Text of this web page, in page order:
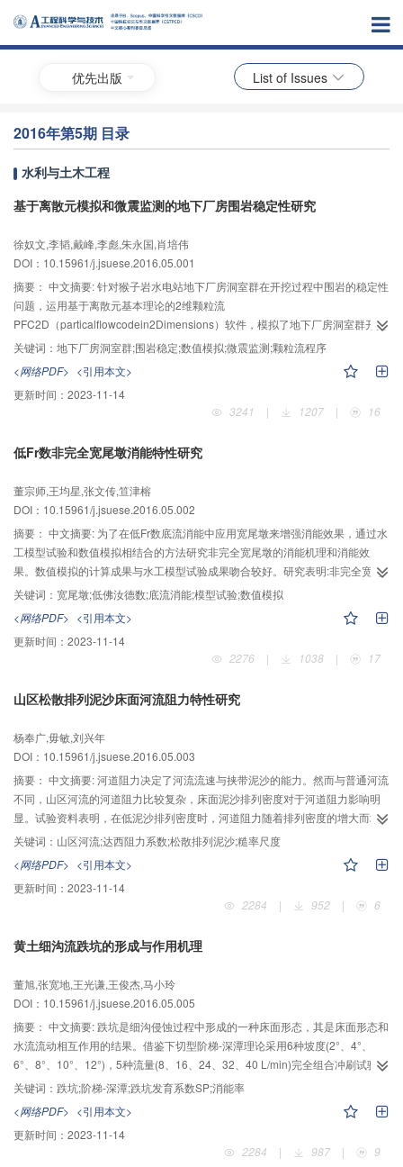
优先出版 List of Issues
2016年第5期 目录
水利与土木工程
基于离散元模拟和微震监测的地下厂房围岩稳定性研究
徐奴文,李韬,戴峰,李彪,朱永国,肖培伟
DOI：10.15961/j.jsuese.2016.05.001
摘要： 中文摘要: 针对猴子岩水电站地下厂房洞室群在开挖过程中围岩的稳定性
问题，运用基于离散元基本理论的2维颗粒流
PFC2D（particalflowcodein2Dimensions）软件，模拟了地下厂房洞室群开挖
过程中控制性结构面对围岩变形和破坏的影响，再现了围岩损伤演化规律；同
时引入微震监测技术对地下厂房围岩微震活动进行实时监测和分析，并将数值
模拟与微震监测结果进行对比研究。结果表明,围岩开挖卸荷损伤与断层密切相
关，颗粒流模拟得到的大型地下洞室群开挖过程中围岩损伤与微震监测结果基
本一致。采用数值模拟和微震监测相结合的综合研究方法，可以有效评价地下
关键词： 地下厂房洞室群;围岩稳定;数值模拟;微震监测;颗粒流程序
<网络PDF> <引用本文>
更新时间： 2023-11-14
3241
| 1207 | 16
低Fr数非完全宽尾墩消能特性研究
董宗师,王均星,张文传,笪津榕
DOI：10.15961/j.jsuese.2016.05.002
摘要： 中文摘要: 为了在低Fr数底流消能中应用宽尾墩来增强消能效果，通过水
工模型试验和数值模拟相结合的方法研究非完全宽尾墩的消能机理和消能效
果。数值模拟的计算成果与水工模型试验成果吻合较好。研究表明:非完全宽尾
墩对泄流能力影响很小，不会增大消力池底板脉动压力，且可以增加消力池内
的速度梯度，达到附加消能的效果,即在提高消能率的同时，可以消除出池波状
水跃。非完全宽尾墩布置方案对中小型水工枢纽布置有较强的参考意义。
关键词： 宽尾墩;低佛汝德数;底流消能;模型试验;数值模拟
<网络PDF> <引用本文>
更新时间： 2023-11-14
2276
| 1038 | 17
山区松散排列泥沙床面河流阻力特性研究
杨奉广,毋敏,刘兴年
DOI：10.15961/j.jsuese.2016.05.003
摘要： 中文摘要: 河道阻力决定了河流流速与挟带泥沙的能力。然而与普通河流
不同，山区河流的河道阻力比较复杂，床面泥沙排列密度对于河道阻力影响明
显。试验资料表明，在低泥沙排列密度时，河道阻力随着排列密度的增大而增
大，当达到最大值后，随着排列密度的增大呈现减小的趋势。利用程年生植被
糙率尺度的概念，建立了适用于含有松散排列泥沙床面情形的糙率尺度。通过
试验数据，确定了糙率尺度表达式中的待定参数，在f-r/kv图上，建立的泥沙颗
粒糙率尺度可以使所有的数据点归结到一条曲线上。最后，建立了适用于松散
排列泥沙床面河道的达西阻力系数表达式。对于天然河流，本文建立的达西阻
关键词： 山区河流;达西阻力系数;松散排列泥沙;糙率尺度
<网络PDF> <引用本文>
更新时间： 2023-11-14
2284
| 952 | 6
黄土细沟流跌坑的形成与作用机理
董旭,张宽地,王光谦,王俊杰,马小玲
DOI：10.15961/j.jsuese.2016.05.005
摘要： 中文摘要: 跌坑是细沟侵蚀过程中形成的一种床面形态，其是床面形态和
水流流动相互作用的结果。借鉴下切型阶梯-深潭理论采用6种坡度(2°、4°、
6°、8°、10°、12°)，5种流量(8、16、24、32、40 L/min)完全组合冲刷试验，
系统研究了黄土坡面细沟流跌坑形态发育过程及动力特性。结果表明：跌坑平
均深度随坡度的增加而增加，跌坑平均间距与跌坑平均深度的比值随坡度的增
加而减小，表明跌坑随坡度的增加发育越加成熟，且流量对两者影响均较少；
跌坑发育系数随坡度的增加而增大，其值介于1.01和1.14之间，与细沟阻力系
数呈正势变化，表明随着跌坑发育越显著，水流阻力越大，能量耗散越剧烈。
关键词： 跌坑;阶梯-深潭;跌坑发育系数SP;消能率
<网络PDF> <引用本文>
更新时间： 2023-11-14
2284
| 987 | 9